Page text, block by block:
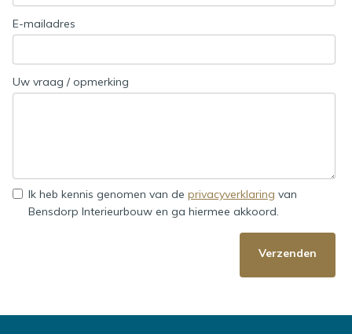
E-mailadres
Uw vraag / opmerking
Ik heb kennis genomen van de privacyverklaring van
Bensdorp Interieurbouw en ga hiermee akkoord.
Verzenden